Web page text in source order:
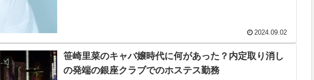
2024.09.02
笹崎里菜のキャバ嬢時代に何があった？内定取り消し
の発端の銀座クラブでのホステス勤務